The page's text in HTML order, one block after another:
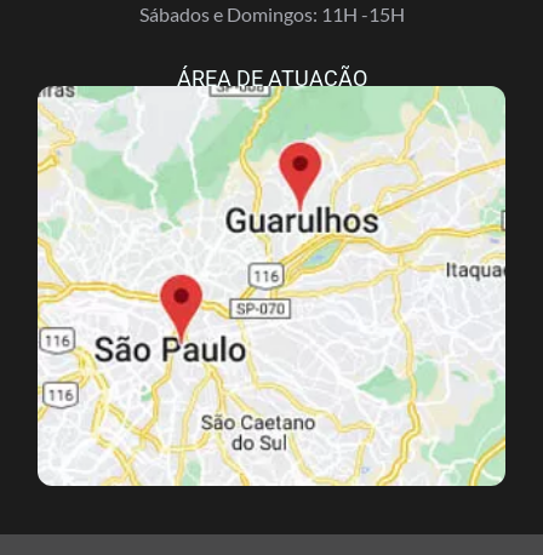
Sábados e Domingos: 11H -15H
ÁREA DE ATUAÇÃO